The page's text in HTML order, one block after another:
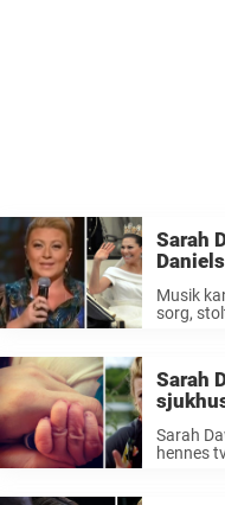
Sarah
ett öga
Musik
sorg,
Daniel
Sarah
nog”
Sarah
hennes